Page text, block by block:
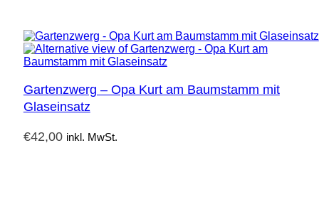
Gartenzwerg – Opa Kurt am Baumstamm mit
Glaseinsatz
€42,00 inkl. MwSt.